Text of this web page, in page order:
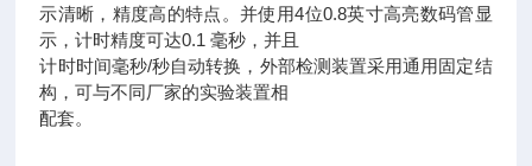
示清晰，精度高的特点。并使用4位0.8英寸高亮数码管显
示，计时精度可达0.1 毫秒，并且
计时时间毫秒/秒自动转换，外部检测装置采用通用固定结
构，可与不同厂家的实验装置相
配套。